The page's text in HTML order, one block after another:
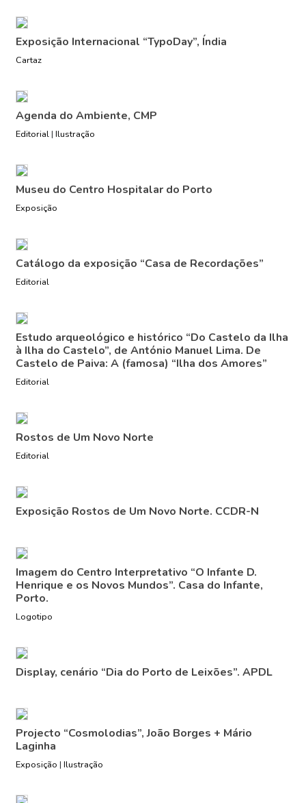
Exposição Internacional “TypoDay”, Índia
Cartaz
Agenda do Ambiente, CMP
Editorial| Ilustração
Museu do Centro Hospitalar do Porto
Exposição
Catálogo da exposição “Casa de Recordações”
Editorial
Estudo arqueológico e histórico “Do Castelo da Ilha
à Ilha do Castelo”, de António Manuel Lima. De
Castelo de Paiva: A (famosa) “Ilha dos Amores”
Editorial
Rostos de Um Novo Norte
Editorial
Exposição Rostos de Um Novo Norte. CCDR-N
Imagem do Centro Interpretativo “O Infante D.
Henrique e os Novos Mundos”. Casa do Infante,
Porto.
Logotipo
Display, cenário “Dia do Porto de Leixões”. APDL
Projecto “Cosmolodias”, João Borges + Mário
Laginha
Exposição | Ilustração